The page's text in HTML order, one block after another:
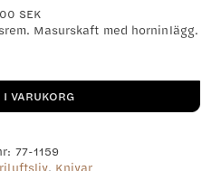
SEK
Masurskaft med horninlägg.
VARUKORG
77-1159
, Knivar